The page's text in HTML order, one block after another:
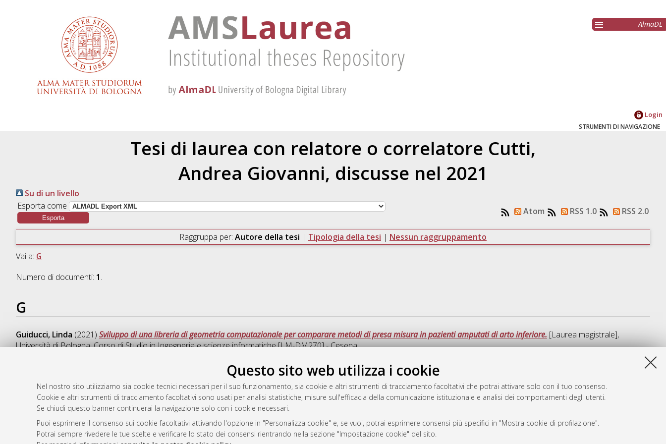
Questo sito web utilizza i cookie
Nel nostro sito utilizziamo sia cookie tecnici necessari per il suo funzionamento, sia cookie e altri strumenti di tracciamento facoltativi che potrai attivare solo con il tuo consenso.
Cookie e altri strumenti di tracciamento facoltativi sono usati per analisi statistiche, misure sull'efficacia della comunicazione istituzionale e analisi dei comportamenti degli utenti.
Se chiudi questo banner continuerai la navigazione solo con i cookie necessari.
Puoi esprimere il consenso sui cookie facoltativi attivando l'opzione in "Personalizza cookie" e, se vuoi, potrai esprimere consensi più specifici in "Mostra cookie di profilazione".
Potrai sempre rivedere le tue scelte e verificare lo stato dei consensi rientrando nella sezione "Impostazione cookie" del sito.
AlmaDL
Login
STRUMENTI DI NAVIGAZIONE
Tesi di laurea con relatore o correlatore Cutti,
Andrea Giovanni, discusse nel 2021
Su di un livello
Esporta come
Atom RSS 1.0 RSS 2.0
Raggruppa per: Autore della tesi | Tipologia della tesi | Nessun raggruppamento
Vai a: G
Numero di documenti: 1.
G
Guiducci, Linda (2021) Sviluppo di una libreria di geometria computazionale per comparare metodi di presa misura in pazienti amputati di arto inferiore. [Laurea magistrale],
Università di Bologna, Corso di Studio inIngegneria e scienze informatiche [LM-DM270] - Cesena
Questa lista e' stata generata il Sat Aug 8 17:44:04 2026 CEST
Atom
Rss 2.0
AMS Laurea
Servizio implementato e gestito da
Impostazioni Cookie
Informativa sulla privacy